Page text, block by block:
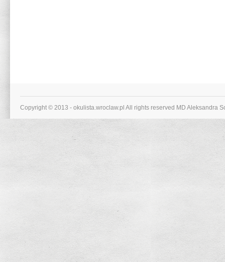
Copyright © 2013 - okulista.wroclaw.pl All rights reserved MD Aleksandra